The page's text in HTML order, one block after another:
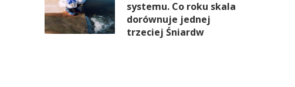
systemu. Co roku skala
dorównuje jednej
trzeciej Śniardw